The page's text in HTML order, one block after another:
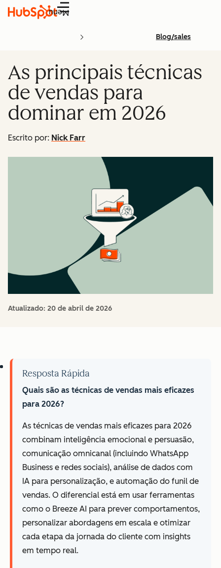
Menu
Blog/sales
As principais técnicas
de vendas para
dominar em 2026
Escrito por: Nick Farr
Atualizado: 20 de abril de 2026
Resposta Rápida
Quais são as técnicas de vendas mais eficazes
para 2026?
As técnicas de vendas mais eficazes para 2026
combinam inteligência emocional e persuasão,
comunicação omnicanal (incluindo WhatsApp
Business e redes sociais), análise de dados com
IA para personalização, e automação do funil de
vendas. O diferencial está em usar ferramentas
como o Breeze AI para prever comportamentos,
personalizar abordagens em escala e otimizar
cada etapa da jornada do cliente com insights
em tempo real.